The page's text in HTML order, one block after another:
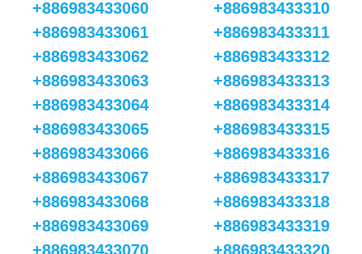
+886983433060
+886983433061
+886983433062
+886983433063
+886983433064
+886983433065
+886983433066
+886983433067
+886983433068
+886983433069
+886983433070
+886983433310
+886983433311
+886983433312
+886983433313
+886983433314
+886983433315
+886983433316
+886983433317
+886983433318
+886983433319
+886983433320